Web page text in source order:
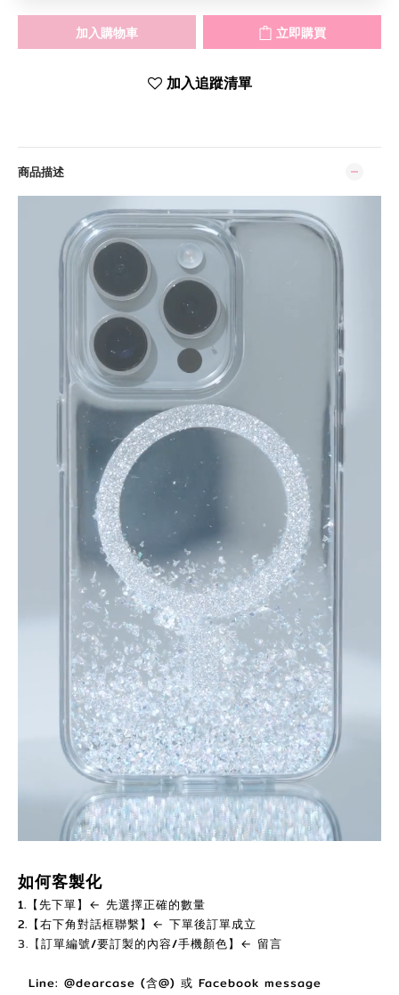
加入購物車 立即購買
加入追蹤清單
商品描述
如何客製化
1.【先下單】← 先選擇正確的數量
2.【右下角對話框聯繫】← 下單後訂單成立
3.【訂單編號/要訂製的內容/手機顏色】← 留言
Line: @dearcase (含@) 或 Facebook message